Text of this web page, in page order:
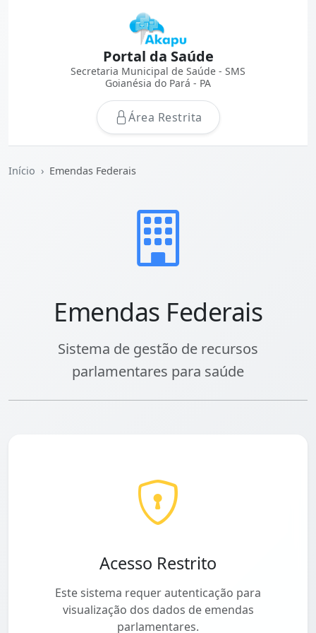
Portal da Saúde
Secretaria Municipal de Saúde - SMS
Goianésia do Pará - PA
Área Restrita
Início Emendas Federais
Emendas Federais
Sistema de gestão de recursos
parlamentares para saúde
Acesso Restrito
Este sistema requer autenticação para
visualização dos dados de emendas
parlamentares.